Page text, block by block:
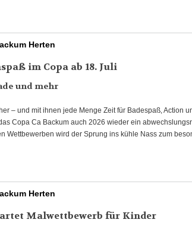
Herten
im Copa ab 18. Juli
und mehr
– und mit ihnen jede Menge Zeit für Badespaß, Action
Copa Ca Backum auch 2026 wieder ein
Wettbewerben wird der Sprung ins kühle Nass zum
Herten
Malwettbewerb für Kinder